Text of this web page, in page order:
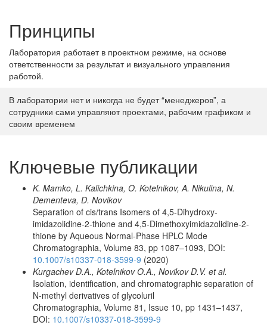
Принципы
Лаборатория работает в проектном режиме, на основе
ответственности за результат и визуального управления
работой.
В лаборатории нет и никогда не будет “менеджеров”, а
сотрудники сами управляют проектами, рабочим графиком и
своим временем
Ключевые публикации
K. Mamko, L. Kalichkina, O. Kotelnikov, A. Nikulina, N.
Dementeva, D. Novikov
Separation of cis/trans Isomers of 4,5-Dihydroxy­
imidazolidine-2-thione and 4,5-Dimethoxy­imidazolidine-2-
thione by Aqueous Normal-Phase HPLC Mode
Chromatographia, Volume 83, pp 1087–1093, DOI:
10.1007/s10337-018-3599-9 (2020)
Kurgachev D.A., Kotelnikov O.A., Novikov D.V. et al.
Isolation, identification, and chromatographic separation of
N-methyl derivatives of glycoluril
Chromatographia, Volume 81, Issue 10, pp 1431–1437,
DOI: 10.1007/s10337-018-3599-9